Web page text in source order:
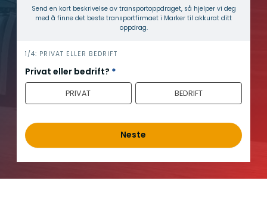
Send en kort beskrivelse av transport­oppdraget, så hjelper vi deg
med å finne det beste transport­firmaet i Marker til akkurat ditt
oppdrag.
h
e
r
1/4: PRIVAT ELLER BEDRIFT
Privat eller bedrift? *
PRIVAT BEDRIFT
Neste